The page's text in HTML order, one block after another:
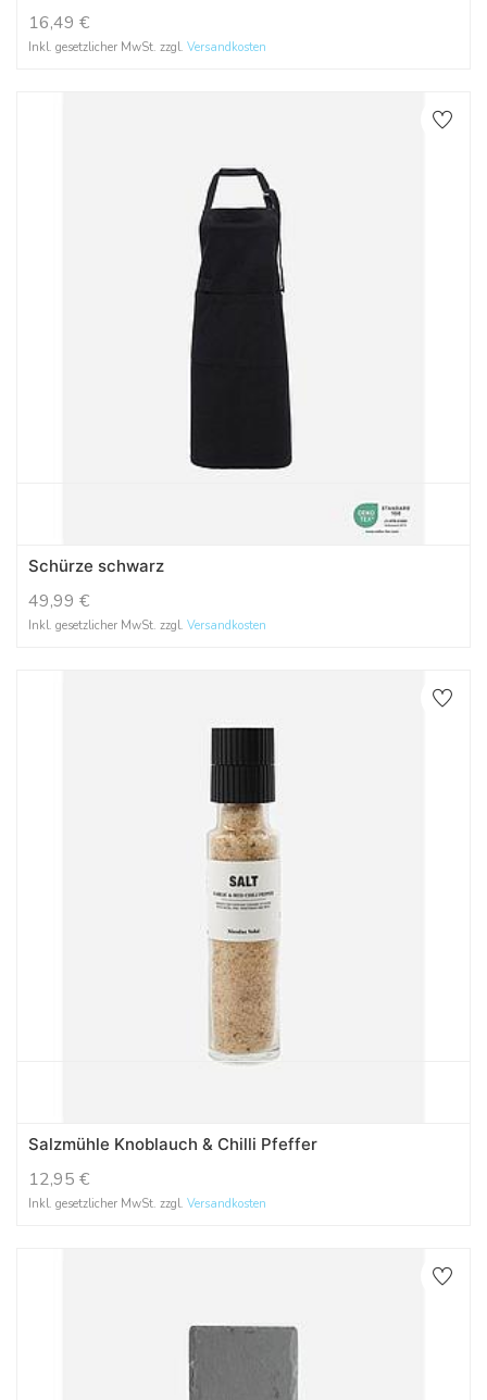
16,49 €
Inkl. gesetzlicher MwSt. zzgl. Versandkosten
Schürze schwarz
49,99 €
Inkl. gesetzlicher MwSt. zzgl. Versandkosten
Salzmühle Knoblauch & Chilli Pfeffer
12,95 €
Inkl. gesetzlicher MwSt. zzgl. Versandkosten